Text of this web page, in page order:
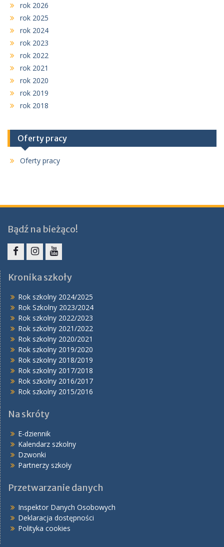
rok 2026
rok 2025
rok 2024
rok 2023
rok 2022
rok 2021
rok 2020
rok 2019
rok 2018
Oferty pracy
Oferty pracy
Bądź na bieżąco!
Kronika szkoły
Rok szkolny 2024/2025
Rok Szkolny 2023/2024
Rok szkolny 2022/2023
Rok szkolny 2021/2022
Rok szkolny 2020/2021
Rok szkolny 2019/2020
Rok szkolny 2018/2019
Rok szkolny 2017/2018
Rok szkolny 2016/2017
Rok szkolny 2015/2016
Na skróty
E-dziennik
Kalendarz szkolny
Dzwonki
Partnerzy szkoły
Przetwarzanie danych
Inspektor Danych Osobowych
Deklaracja dostępności
Polityka cookies